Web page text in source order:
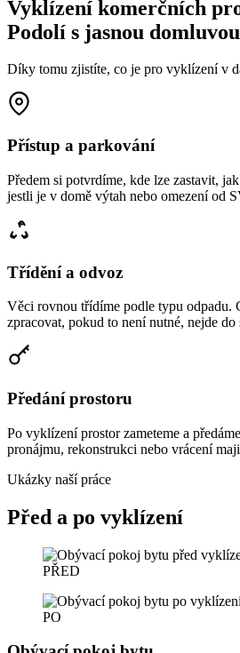
Vyklízení komerčních
Podolí s jasnou domluvou
Díky tomu zjistíte, co je pro vyklízení v
Přístup a parkování
Předem si potvrdíme, kde lze zastavit,
jestli je v domě výtah nebo omezení od
Třídění a odvoz
Věci rovnou třídíme podle typu odpadu.
zpracovat, pokud to není nutné, nejde do
Předání prostoru
Po vyklízení prostor zameteme a
pronájmu, rekonstrukci nebo vrácení
Ukázky naší práce
Před a po vyklízení
PŘED
PO